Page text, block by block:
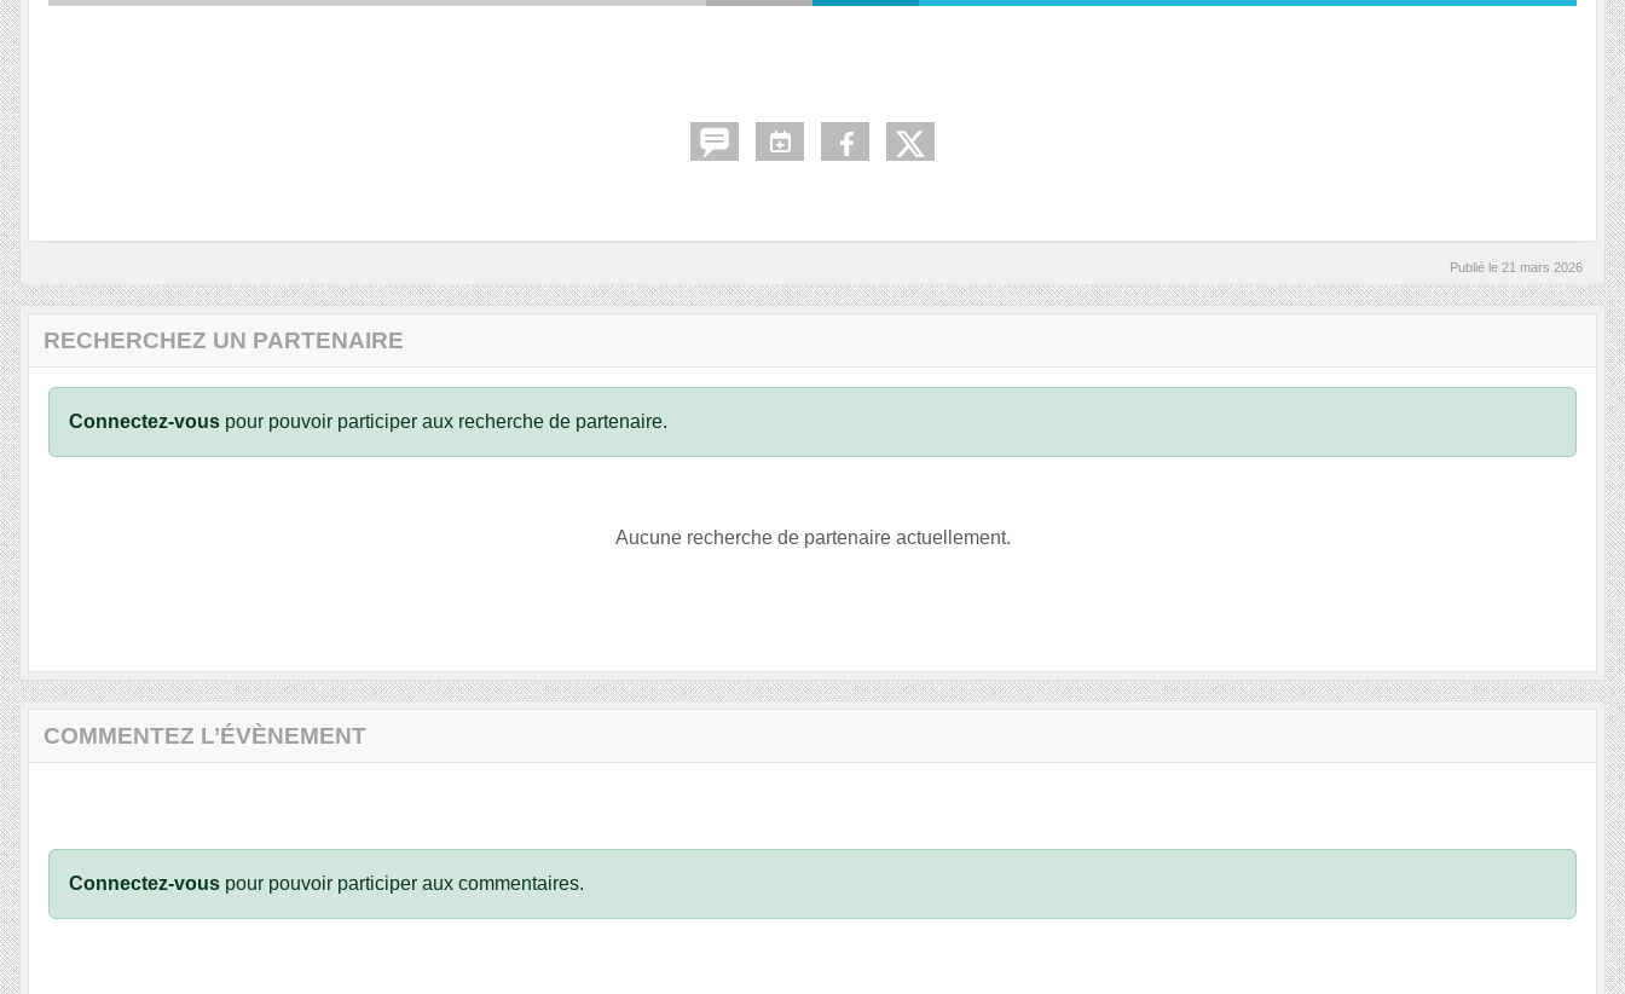
Publié le 21 mars 2026
RECHERCHEZ UN PARTENAIRE
Connectez-vous pour pouvoir participer aux recherche de partenaire.
Aucune recherche de partenaire actuellement.
COMMENTEZ L’ÉVÈNEMENT
Connectez-vous pour pouvoir participer aux commentaires.